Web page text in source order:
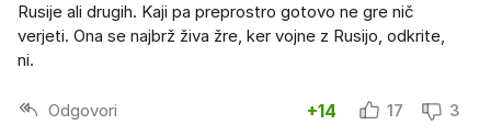
Rusije ali drugih. Kaji pa preprostro gotovo ne gre nič
verjeti. Ona se najbrž živa žre, ker vojne z Rusijo, odkrite,
ni.
Odgovori +14 17 3